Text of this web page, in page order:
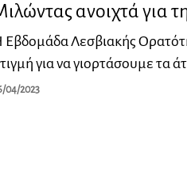
ανοιχτά για
Εβδομάδα Λεσβιακής
για να γιορτάσουμε τα
04/2023